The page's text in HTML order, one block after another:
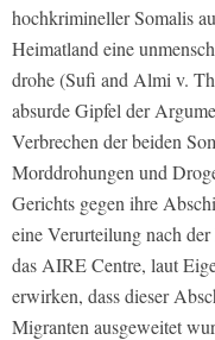
hochkrimineller Somalis
Heimatland eine
drohe (Sufi and Almi v.
absurde Gipfel der
Verbrechen der beiden
Morddrohungen und
Gerichts gegen ihre
eine Verurteilung nach
das AIRE Centre, laut
erwirken, dass dieser
Migranten ausgeweitet